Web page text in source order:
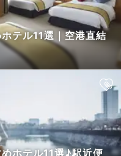
テル11選｜空港直結
ホテル11選♪駅近便